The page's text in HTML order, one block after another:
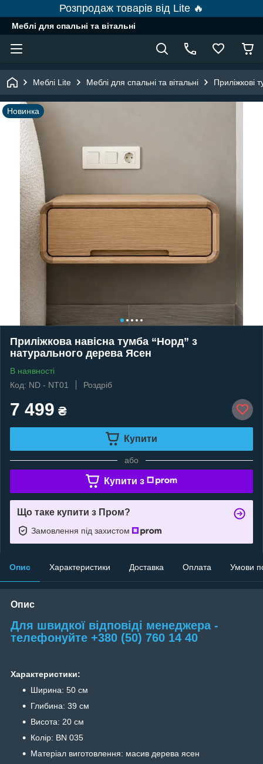
Розпродаж товарів від Lite 🔥
Меблі для спальні та вітальні
Меблі Lite Меблі для спальні та вітальні Приліжкові
Новинка
Приліжкова навісна тумба “Норд” з
натурального дерева Ясен
В наявності
Код: ND - NT01
Роздріб
7 499 ₴
Купити
або
Купити з
Що таке купити з Пром?
Замовлення під захистом
Опис Характеристики Доставка Оплата Умови
Опис
Для швидкої відповіді менеджера -
телефонуйте +380 (50) 760 14 40
Характеристики:
Ширина: 50 см
Глибина: 39 см
Висота: 20 см
Колір: BN 035
Матеріал виготовлення: масив дерева ясен